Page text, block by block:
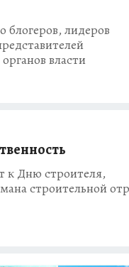
лидеров
власти
к Дню строителя,
строительной